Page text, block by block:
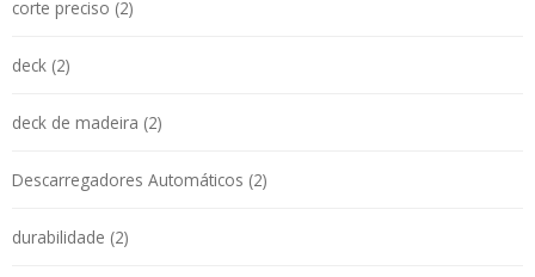
corte preciso (2)
deck (2)
deck de madeira (2)
Descarregadores Automáticos (2)
durabilidade (2)